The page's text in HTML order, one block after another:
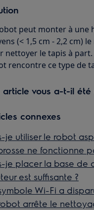
peut monter à une
(< 1,5 cm - 2,2 cm)
nettoyer le tapis à
rencontre ce type de
article vous a-t-il été
connexes
je utiliser le robot
ne fonctionne
je placer la base de
est suffisante ?
Wi-Fi a
arrête le